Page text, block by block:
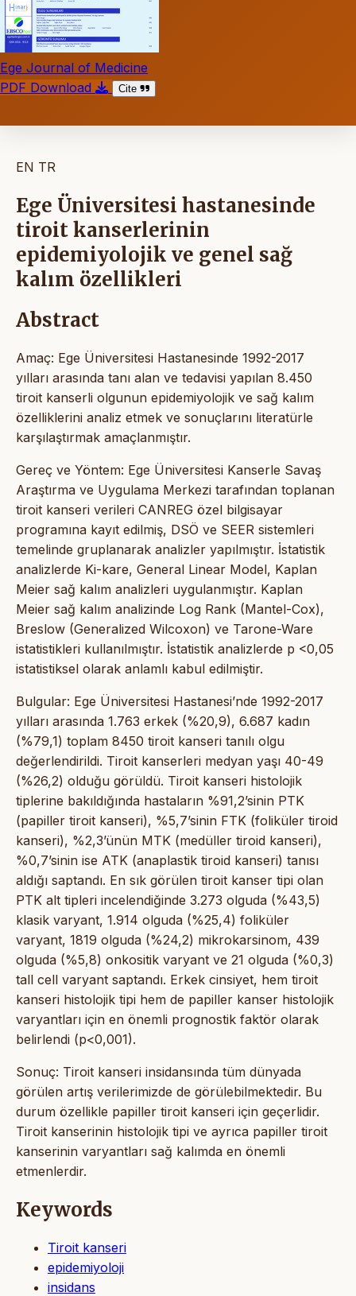
Ege Journal of Medicine
PDF Download
Cite
EN TR
Ege Üniversitesi hastanesinde
tiroit kanserlerinin
epidemiyolojik ve genel sağ
kalım özellikleri
Abstract
Amaç: Ege Üniversitesi Hastanesinde 1992-2017
yılları arasında tanı alan ve tedavisi yapılan 8.450
tiroit kanserli olgunun epidemiyolojik ve sağ kalım
özelliklerini analiz etmek ve sonuçlarını literatürle
karşılaştırmak amaçlanmıştır.
Gereç ve Yöntem: Ege Üniversitesi Kanserle Savaş
Araştırma ve Uygulama Merkezi tarafından toplanan
tiroit kanseri verileri CANREG özel bilgisayar
programına kayıt edilmiş, DSÖ ve SEER sistemleri
temelinde gruplanarak analizler yapılmıştır. İstatistik
analizlerde Ki-kare, General Linear Model, Kaplan
Meier sağ kalım analizleri uygulanmıştır. Kaplan
Meier sağ kalım analizinde Log Rank (Mantel-Cox),
Breslow (Generalized Wilcoxon) ve Tarone-Ware
istatistikleri kullanılmıştır. İstatistik analizlerde p <0,05
istatistiksel olarak anlamlı kabul edilmiştir.
Bulgular: Ege Üniversitesi Hastanesi’nde 1992-2017
yılları arasında 1.763 erkek (%20,9), 6.687 kadın
(%79,1) toplam 8450 tiroit kanseri tanılı olgu
değerlendirildi. Tiroit kanserleri medyan yaşı 40-49
(%26,2) olduğu görüldü. Tiroit kanseri histolojik
tiplerine bakıldığında hastaların %91,2’sinin PTK
(papiller tiroit kanseri), %5,7’sinin FTK (foliküler tiroid
kanseri), %2,3’ünün MTK (medüller tiroid kanseri),
%0,7’sinin ise ATK (anaplastik tiroid kanseri) tanısı
aldığı saptandı. En sık görülen tiroit kanser tipi olan
PTK alt tipleri incelendiğinde 3.273 olguda (%43,5)
klasik varyant, 1.914 olguda (%25,4) foliküler
varyant, 1819 olguda (%24,2) mikrokarsinom, 439
olguda (%5,8) onkositik varyant ve 21 olguda (%0,3)
tall cell varyant saptandı. Erkek cinsiyet, hem tiroit
kanseri histolojik tipi hem de papiller kanser histolojik
varyantları için en önemli prognostik faktör olarak
belirlendi (p<0,001).
Sonuç: Tiroit kanseri insidansında tüm dünyada
görülen artış verilerimizde de görülebilmektedir. Bu
durum özellikle papiller tiroit kanseri için geçerlidir.
Tiroit kanserinin histolojik tipi ve ayrıca papiller tiroit
kanserinin varyantları sağ kalımda en önemli
etmenlerdir.
Keywords
Tiroit kanseri
epidemiyoloji
insidans